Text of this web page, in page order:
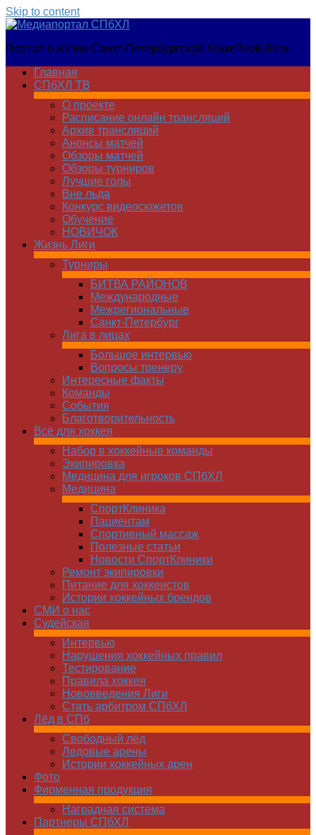
Skip to content
Медиапортал
Портал о жизни Санкт-Петербургской Хоккейной Лиги
Главная
СПбХЛ ТВ
О проекте
Расписание онлайн трансляций
Архив трансляций
Анонсы матчей
Обзоры матчей
Обзоры турниров
Лучшие голы
Вне льда
Конкурс видеосюжетов
Обучение
НОВИЧОК
Жизнь Лиги
Турниры
БИТВА РАЙОНОВ
Международные
Межрегиональные
Санкт-Петербург
Лига в лицах
Большое интервью
Вопросы тренеру
Интересные факты
Команды
Cобытия
Благотворительность
Всё для хоккея
Набор в хоккейные команды
Экипировка
Медицина для игроков СПбХЛ
Медицина
СпортКлиника
Пациентам
Спортивный массаж
Полезные статьи
Новости СпортКлиники
Ремонт экипировки
Питание для хоккеистов
Истории хоккейных брендов
СМИ о нас
Судейская
Интервью
Нарушения хоккейных правил
Тестирование
Правила хоккея
Нововведения Лиги
Стать арбитром СПбХЛ
Лёд в СПб
Свободный лёд
Ледовые арены
Истории хоккейных арен
Фото
Фирменная продукция
Наградная система
Партнеры СПбХЛ